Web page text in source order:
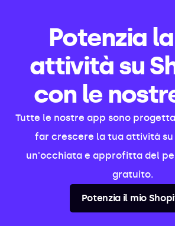
Potenzia
attività su
con le
Tutte le nostre app sono
far crescere la tua attività su
un'occhiata e approfitta del
gratuito.
Potenzia il mio